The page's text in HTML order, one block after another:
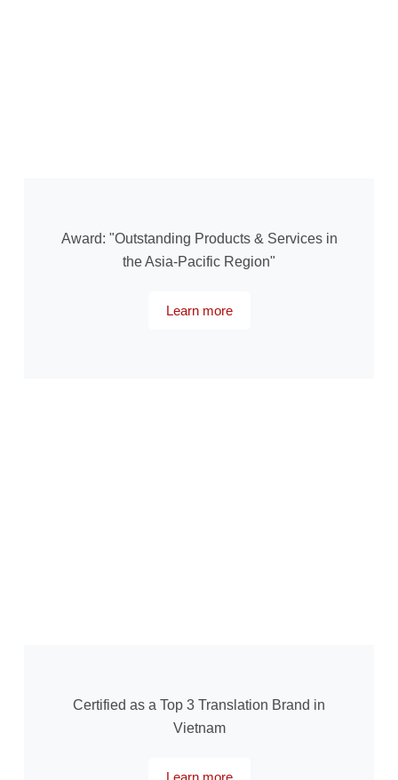
Award: "Outstanding Products & Services in
the Asia-Pacific Region"
Learn more
Certified as a Top 3 Translation Brand in
Vietnam
Learn more